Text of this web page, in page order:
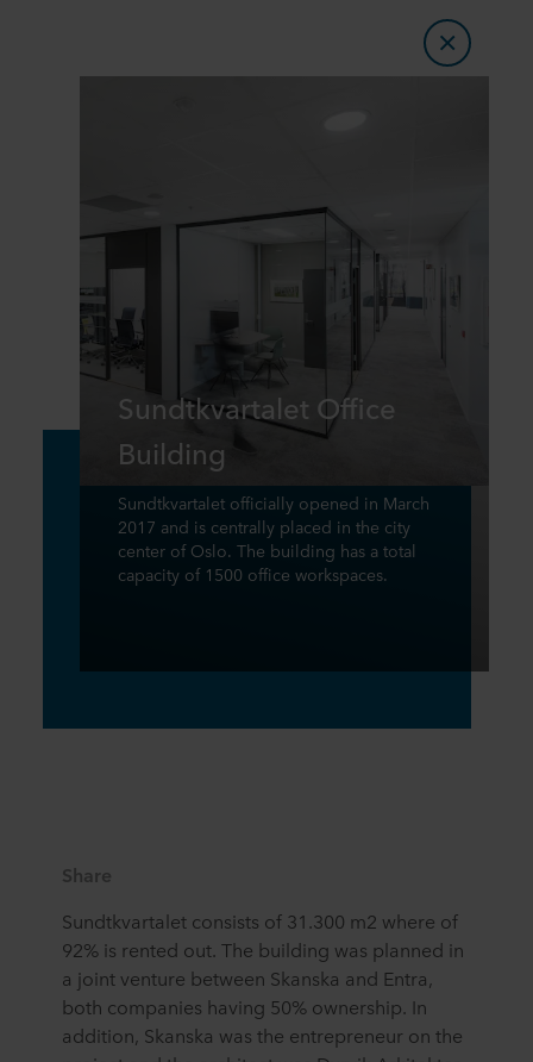
Sundtkvartalet Office
Building
Sundtkvartalet officially opened in March
2017 and is centrally placed in the city
center of Oslo. The building has a total
capacity of 1500 office workspaces.
Share
Sundtkvartalet consists of 31.300 m2 where of
92% is rented out. The building was planned in
a joint venture between Skanska and Entra,
both companies having 50% ownership. In
addition, Skanska was the entrepreneur on the